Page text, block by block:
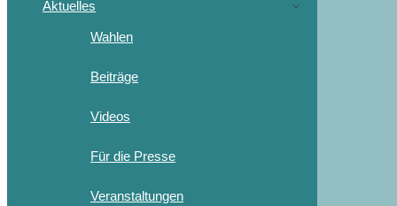
Aktuelles
Wahlen
Beiträge
Videos
Für die Presse
Veranstaltungen